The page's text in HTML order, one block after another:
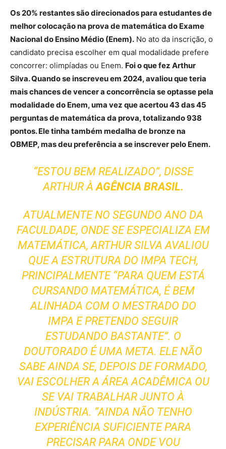
Os 20% restantes são direcionados para estudantes de
melhor colocação na prova de matemática do Exame
Nacional do Ensino Médio (Enem). No ato da inscrição, o
candidato precisa escolher em qual modalidade prefere
concorrer: olimpíadas ou Enem. Foi o que fez Arthur
Silva. Quando se inscreveu em 2024, avaliou que teria
mais chances de vencer a concorrência se optasse pela
modalidade do Enem, uma vez que acertou 43 das 45
perguntas de matemática da prova, totalizando 938
pontos. Ele tinha também medalha de bronze na
OBMEP, mas deu preferência a se inscrever pelo Enem.
“ESTOU BEM REALIZADO”, DISSE
ARTHUR ÀAGÊNCIA BRASIL.
ATUALMENTE NO SEGUNDO ANO DA
FACULDADE, ONDE SE ESPECIALIZA EM
MATEMÁTICA, ARTHUR SILVA AVALIOU
QUE A ESTRUTURA DO IMPA TECH,
PRINCIPALMENTE “PARA QUEM ESTÁ
CURSANDO MATEMÁTICA, É BEM
ALINHADA COM O MESTRADO DO
IMPA E PRETENDO SEGUIR
ESTUDANDO BASTANTE”. O
DOUTORADO É UMA META. ELE NÃO
SABE AINDA SE, DEPOIS DE FORMADO,
VAI ESCOLHER A ÁREA ACADÊMICA OU
SE VAI TRABALHAR JUNTO À
INDÚSTRIA. “AINDA NÃO TENHO
EXPERIÊNCIA SUFICIENTE PARA
PRECISAR PARA ONDE VOU